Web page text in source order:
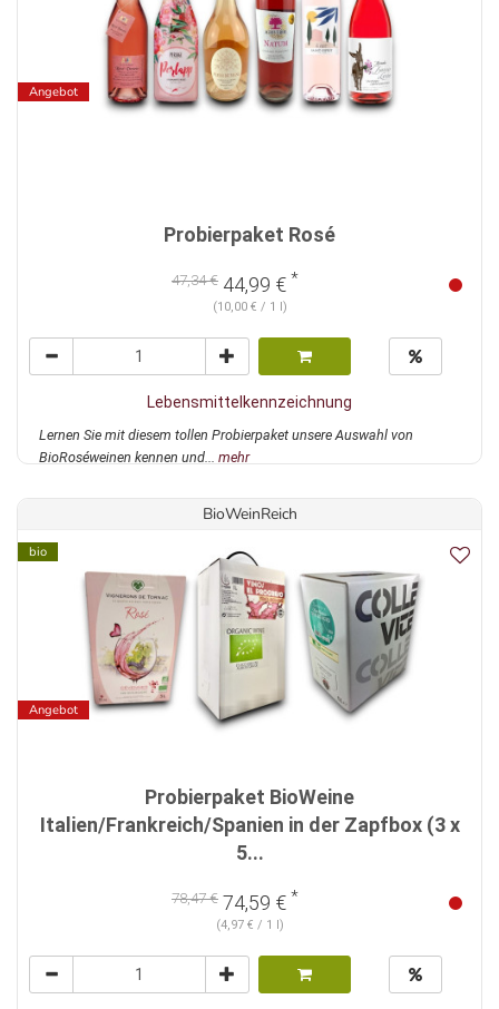
Angebot
Probierpaket Rosé
47,34 € 44,99 € *
(10,00 € / 1 l)
Lebensmittelkennzeichnung
Lernen Sie mit diesem tollen Probierpaket unsere Auswahl von
BioRoséweinen kennen und... mehr
BioWeinReich
bio
Angebot
Probierpaket BioWeine
Italien/Frankreich/Spanien in der Zapfbox (3 x
5...
78,47 € 74,59 € *
(4,97 € / 1 l)